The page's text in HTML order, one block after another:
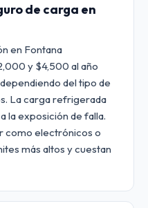
de carga en
en Fontana
y $4,500 al año
del tipo de
La carga refrigerada
la exposición de falla.
como electrónicos o
más altos y cuestan